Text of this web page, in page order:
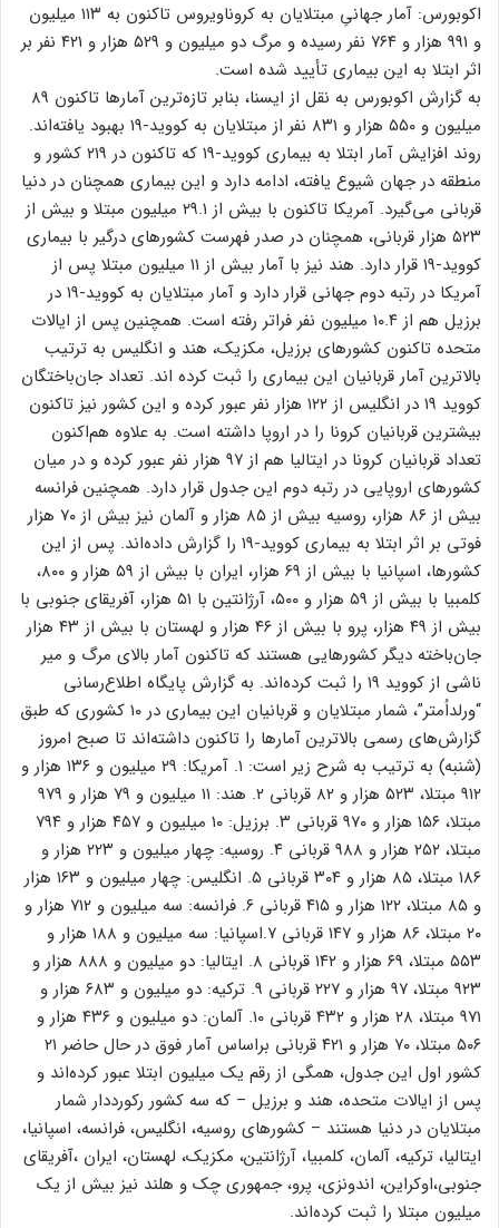
اکوبورس: آمار جهانیِ مبتلایان به کروناویروس تاکنون به ۱۱۳ میلیون
و ۹۹۱ هزار و ۷۶۴ نفر رسیده و مرگ دو میلیون و ۵۲۹ هزار و ۴۲۱ نفر بر
اثر ابتلا به این بیماری تأیید شده است.
به گزارش اکوبورس به نقل از ایسنا، بنابر تازه‌ترین آمارها تاکنون ۸۹
میلیون و ۵۵۰ هزار و ۸۳۱ نفر از مبتلایان به کووید-۱۹ بهبود یافته‌اند.
روند افزایش آمار ابتلا به بیماری کووید-۱۹ که تاکنون در ۲۱۹ کشور و
منطقه در جهان شیوع یافته، ادامه دارد و این بیماری همچنان در دنیا
قربانی می‌گیرد. آمریکا تاکنون با بیش از ۲۹.۱ میلیون مبتلا و بیش از
۵۲۳ هزار قربانی، همچنان در صدر فهرست کشورهای درگیر با بیماری
کووید-۱۹ قرار دارد. هند نیز با آمار بیش از ۱۱ میلیون مبتلا پس از
آمریکا در رتبه دوم جهانی قرار دارد و آمار مبتلایان به کووید-۱۹ در
برزیل هم از ۱۰.۴ میلیون نفر فراتر رفته است. همچنین پس از ایالات
متحده تاکنون کشورهای برزیل، مکزیک، هند و انگلیس به ترتیب
بالاترین آمار قربانیان این بیماری را ثبت کرده اند. تعداد جان‌باختگان
کووید ۱۹ در انگلیس از ۱۲۲ هزار نفر عبور کرده و این کشور نیز تاکنون
بیشترین قربانیان کرونا را در اروپا داشته است. به علاوه هم‌اکنون
تعداد قربانیان کرونا در ایتالیا هم از ۹۷ هزار نفر عبور کرده و در میان
کشورهای اروپایی در رتبه دوم این جدول قرار دارد. همچنین فرانسه
بیش از ۸۶ هزار، روسیه بیش از ۸۵ هزار و آلمان نیز بیش از ۷۰ هزار
فوتی بر اثر ابتلا به بیماری کووید-۱۹ را گزارش داده‌اند. پس از این
کشورها، اسپانیا با بیش از ۶۹ هزار، ایران با بیش از ۵۹ هزار و ۸۰۰،
کلمبیا با بیش از ۵۹ هزار و ۵۰۰، آرژانتین با ۵۱ هزار، آفریقای جنوبی با
بیش از ۴۹ هزار، پرو با بیش از ۴۶ هزار و لهستان با بیش از ۴۳ هزار
جان‌باخته دیگر کشورهایی هستند که تاکنون آمار بالای مرگ‌ و میر
ناشی از کووید ۱۹ را ثبت کرده‌اند. به گزارش پایگاه اطلاع‌رسانی
“ورلداُمتر”، شمار مبتلایان و قربانیان این بیماری در ۱۰ کشوری که طبق
گزارش‌های رسمی بالاترین آمارها را تاکنون داشته‌اند تا صبح امروز
(شنبه) به ترتیب به شرح زیر است: ۱. آمریکا: ۲۹ میلیون و ۱۳۶ هزار و
۹۱۲ مبتلا، ۵۲۳ هزار و ۸۲ قربانی ۲. هند: ۱۱ میلیون و ۷۹ هزار و ۹۷۹
مبتلا، ۱۵۶ هزار و ۹۷۰ قربانی ۳. برزیل: ۱۰ میلیون و ۴۵۷ هزار و ۷۹۴
مبتلا، ۲۵۲ هزار و ۹۸۸ قربانی ۴. روسیه: چهار میلیون و ۲۲۳ هزار و
۱۸۶ مبتلا، ۸۵ هزار و ۳۰۴ قربانی ۵. انگلیس: چهار میلیون و ۱۶۳ هزار
و ۸۵ مبتلا، ۱۲۲ هزار و ۴۱۵ قربانی ۶. فرانسه: سه میلیون و ۷۱۲ هزار و
۲۰ مبتلا، ۸۶ هزار و ۱۴۷ قربانی ۷.اسپانیا: سه میلیون و ۱۸۸ هزار و
۵۵۳ مبتلا، ۶۹ هزار و ۱۴۲ قربانی ۸. ایتالیا: دو میلیون و ۸۸۸ هزار و
۹۲۳ مبتلا، ۹۷ هزار و ۲۲۷ قربانی ۹. ترکیه: دو میلیون و ۶۸۳ هزار و
۹۷۱ مبتلا، ۲۸ هزار و ۴۳۲ قربانی ۱۰. آلمان: دو میلیون و ۴۳۶ هزار و
۵۰۶ مبتلا، ۷۰ هزار و ۴۲۱ قربانی براساس آمار فوق در حال حاضر ۲۱
کشور اول این جدول، همگی از رقم یک میلیون ابتلا عبور کرده‌اند و
پس از ایالات متحده، هند و برزیل – که سه کشور رکورددار شمار
مبتلایان در دنیا هستند – کشورهای روسیه، انگلیس، فرانسه، اسپانیا،
ایتالیا، ترکیه، آلمان، کلمبیا، آرژانتین، مکزیک، لهستان، ایران ،آفریقای
جنوبی،اوکراین، اندونزی، پرو، جمهوری چک و هلند نیز بیش از یک
میلیون مبتلا را ثبت کرده‌اند.